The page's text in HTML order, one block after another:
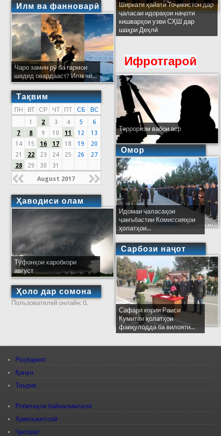
Илм ва фанноварӣ
Чаро замин рӯ ба гармои
шадид овардааст? Илм чӣ...
Тақвим
ПН ВТ СР ЧТ ПТ СБ
ВС
1
2 3 4 5
6
7
8 9 10 11 12
13
14
15 16 17 18 19
20
21
22 23 24 25 26
27
28
29 30 31
August 2017
Ҳаводиси олам
Тӯфонҳои харобкори
август
Ҳоло дар сомона
Пользователей онлайн: 0.
Ширкати ҳайати Тоҷикистон дар
ҷаласаи идораҳои наҷоти
кишварҳои узви СҲШ дар
шаҳри Деҳлӣ
Ифротгароӣ
Терроризм вабои аср
Омор
Идомаи ҷаласаҳои
ҷамъбастии Комиссияҳои
ҳолатҳои...
Сарбози наҷот
Сафари кории Раиси
Кумитаи ҳолатҳои
фавқулодда ба вилояти...
Роҳбарият
Қонун
Таърих
Робитаҳои байналмилалӣ
Ҳамоҳангсозӣ
Ҷасорат